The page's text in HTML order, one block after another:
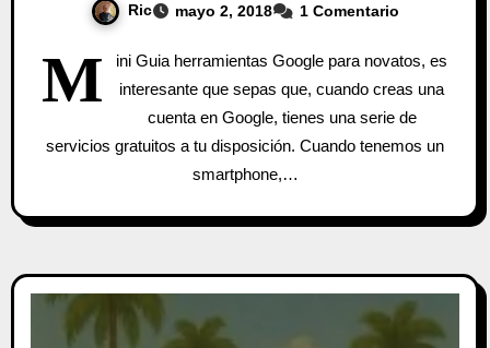
Ric mayo 2, 2018 1 Comentario
M
ini Guia herramientas Google para novatos, es
interesante que sepas que, cuando creas una
cuenta en Google, tienes una serie de
servicios gratuitos a tu disposición. Cuando tenemos un
smartphone,…